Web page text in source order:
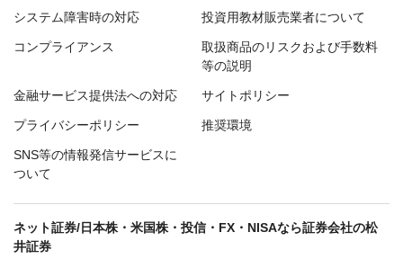
システム障害時の対応 投資用教材販売業者について
コンプライアンス
取扱商品のリスクおよび手数料
等の説明
金融サービス提供法への対応 サイトポリシー
プライバシーポリシー 推奨環境
SNS等の情報発信サービスに
ついて
ネット証券/日本株・米国株・投信・FX・NISAなら証券会社の松
井証券